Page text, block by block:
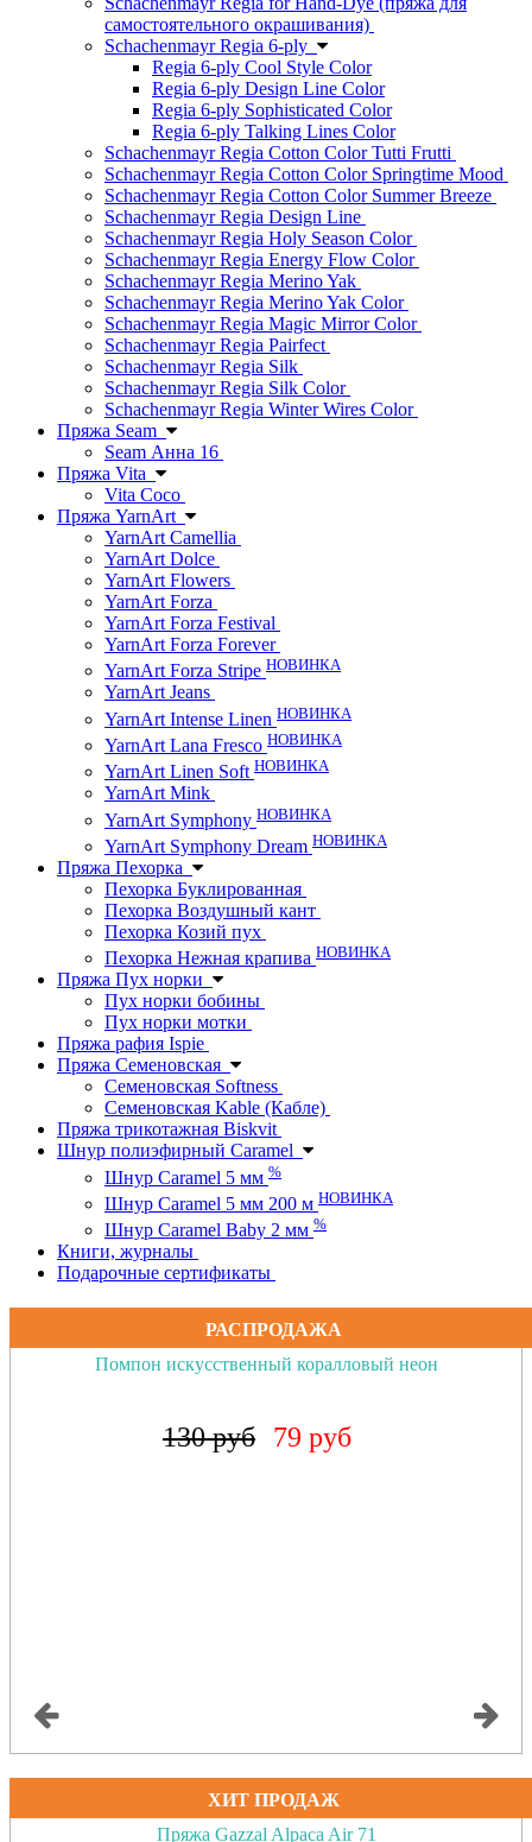
самостоятельного окрашивания)
Schachenmayr Regia 6-ply
Regia 6-ply Cool Style Color
Regia 6-ply Design Line Color
Regia 6-ply Sophisticated Color
Regia 6-ply Talking Lines Color
Schachenmayr Regia Cotton Color Tutti Frutti
Schachenmayr Regia Cotton Color Springtime Mood
Schachenmayr Regia Cotton Color Summer Breeze
Schachenmayr Regia Design Line
Schachenmayr Regia Holy Season Color
Schachenmayr Regia Energy Flow Color
Schachenmayr Regia Merino Yak
Schachenmayr Regia Merino Yak Color
Schachenmayr Regia Magic Mirror Color
Schachenmayr Regia Pairfect
Schachenmayr Regia Silk
Schachenmayr Regia Silk Color
Schachenmayr Regia Winter Wires Color
Пряжа Seam
Seam Анна 16
Пряжа Vita
Vita Coco
Пряжа YarnArt
YarnArt Camellia
YarnArt Dolce
YarnArt Flowers
YarnArt Forza
YarnArt Forza Festival
YarnArt Forza Forever
YarnArt Forza Stripe НОВИНКА
YarnArt Jeans
YarnArt Intense Linen НОВИНКА
YarnArt Lana Fresco НОВИНКА
YarnArt Linen Soft НОВИНКА
YarnArt Mink
YarnArt Symphony НОВИНКА
YarnArt Symphony Dream НОВИНКА
Пряжа Пехорка
Пехорка Буклированная
Пехорка Воздушный кант
Пехорка Козий пух
Пехорка Нежная крапива НОВИНКА
Пряжа Пух норки
Пух норки бобины
Пух норки мотки
Пряжа рафия Ispie
Пряжа Семеновская
Семеновская Softness
Семеновская Kable (Кабле)
Пряжа трикотажная Biskvit
Шнур полиэфирный Caramel
Шнур Caramel 5 мм %
Шнур Caramel 5 мм 200 м НОВИНКА
Шнур Caramel Baby 2 мм %
Книги, журналы
Подарочные сертификаты
РАСПРОДАЖА
Помпон искусственный коралловый неон
130 руб 79 руб
ХИТ ПРОДАЖ
Пряжа Gazzal Alpaca Air 71